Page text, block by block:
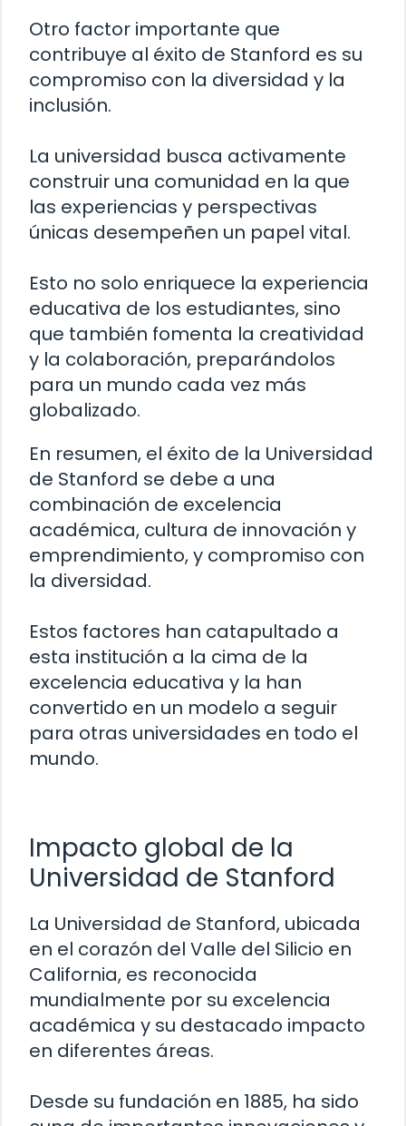
Otro factor importante que
contribuye al éxito de Stanford es su
compromiso con la diversidad y la
inclusión.
La universidad busca activamente
construir una comunidad en la que
las experiencias y perspectivas
únicas desempeñen un papel vital.
Esto no solo enriquece la experiencia
educativa de los estudiantes, sino
que también fomenta la creatividad
y la colaboración, preparándolos
para un mundo cada vez más
globalizado.
En resumen, el éxito de la Universidad
de Stanford se debe a una
combinación de excelencia
académica, cultura de innovación y
emprendimiento, y compromiso con
la diversidad.
Estos factores han catapultado a
esta institución a la cima de la
excelencia educativa y la han
convertido en un modelo a seguir
para otras universidades en todo el
mundo.
Impacto global de la
Universidad de Stanford
La Universidad de Stanford, ubicada
en el corazón del Valle del Silicio en
California, es reconocida
mundialmente por su excelencia
académica y su destacado impacto
en diferentes áreas.
Desde su fundación en 1885, ha sido